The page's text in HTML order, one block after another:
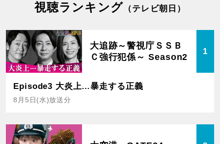
視聴ランキング （テレビ朝日）
大追跡～警視庁ＳＳＢ
Ｃ強行犯係～ Season2
1
Episode3 大炎上…暴走する正義
8月5日(水)放送分